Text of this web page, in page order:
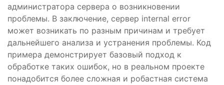
администратора сервера о возникновении
проблемы. В заключение, сервер internal error
может возникать по разным причинам и требует
дальнейшего анализа и устранения проблемы. Код
примера демонстрирует базовый подход к
обработке таких ошибок, но в реальном проекте
понадобится более сложная и робастная система